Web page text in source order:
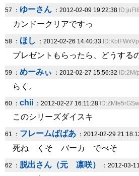
57 ： ゆーさん ：2012-02-09 19:22:38
カンドークリアですっ
58 ： ほし ：2012-02-26 14:40:33
プレゼントもらったら、どうする
59 ： めーみぃ ：2012-02-27 15:56:32
らく。
60 ： chii ：2012-02-27 16:11:28
このシリーズダイスキ
61 ： フレームばばあ ：2012-02-29
死ね くそ バーカ でべ
62 ： 脱出さん（元 凛咲） ：2012-03-